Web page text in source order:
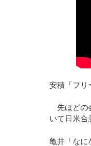
安積「フリ
先ほどの
いて日米
亀井「なに